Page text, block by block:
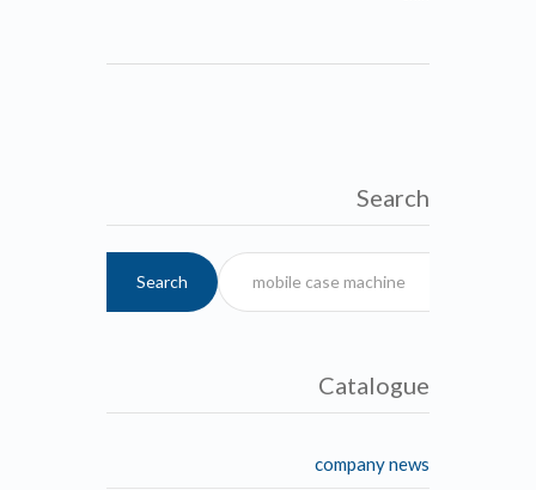
Search
Search
Catalogue
company news